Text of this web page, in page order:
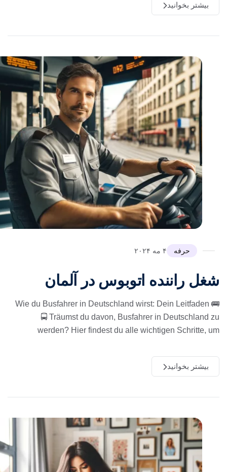
بیشتر بخوانید
حرفه ۴ مه ۲۰۲۴
راننده اتوبوس در آلمان
🚌 Wie du Busfahrer in Deutschland wirst: Dein Leitfaden
🚍 Träumst du davon, Busfahrer in Deutschland
werden? Hier findest du alle wichtigen Schritte,
بیشتر بخوانید